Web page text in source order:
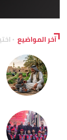
آخر المواضيع